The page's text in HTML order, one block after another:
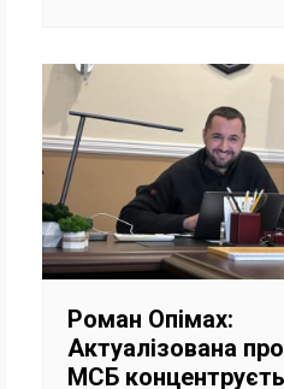
Роман Опімах:
Актуалізована
МСБ